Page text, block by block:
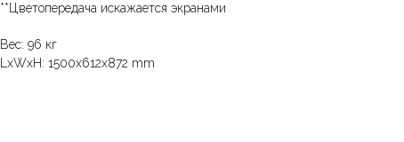
**Цветопередача искажается экранами
Вес: 96 кг
LxWxH: 1500x612x872 mm